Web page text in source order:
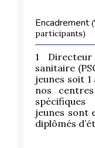
Encadrement
participants)
1
sanitaire
jeunes soit
nos
jeunes sont
diplômés